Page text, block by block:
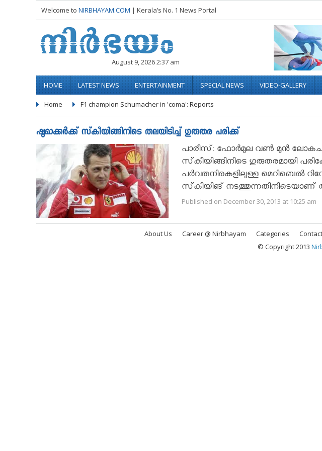
Welcome to NIRBHAYAM.COM | Kerala’s No. 1 News Portal
August 9, 2026 2:37 am
HOME LATEST NEWS ENTERTAINMENT SPECIAL NEWS VIDEO-GALLERY
Home F1 champion Schumacher in 'coma': Reports
ഷൂമാക്കര്‍ക്ക് സ്‌കീയിങ്ങിനിടെ തലയിടിച്ച് ഗുരുതര പരിക്ക്‌
പാരീസ്: ഫോര്‍മുല വണ്‍ മുന്‍
സ്‌കീയിങ്ങിനിടെ ഗുരുതരമായി
പര്‍വതനിരകളിലുള്ള മെറിബെല്‍
സ്‌കീയിങ്
Published on December 30, 2013 at 10:25 am
About Us Career @ Nirbhayam Categories
© Copyright 2013